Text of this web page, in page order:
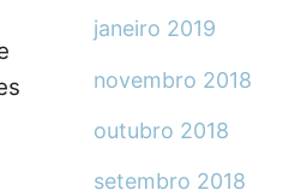
janeiro 2019
novembro 2018
outubro 2018
setembro 2018